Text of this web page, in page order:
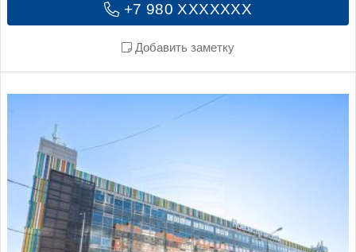
+7 980 XXXXXXX
Добавить заметку